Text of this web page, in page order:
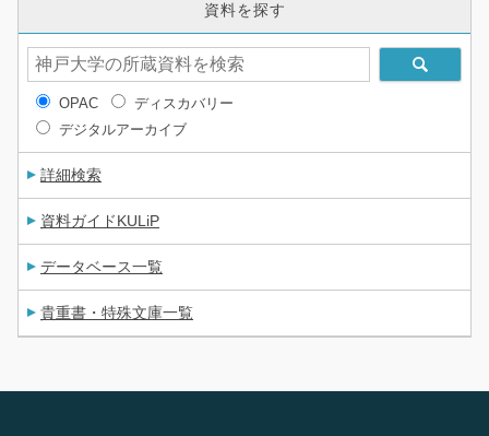
資料を探す
OPAC
ディスカバリー
デジタルアーカイブ
詳細検索
資料ガイドKULiP
データベース一覧
貴重書・特殊文庫一覧